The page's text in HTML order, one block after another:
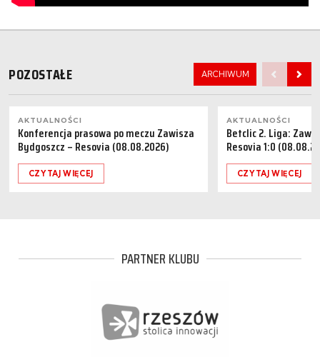
POZOSTAŁE ARCHIWUM
AKTUALNOŚCI
Konferencja prasowa po meczu Zawisza
Bydgoszcz – Resovia (08.08.2026)
CZYTAJ WIĘCEJ
AKTUALNOŚCI
Betclic 2. Liga:
Resovia 1:0
CZYTAJ WIĘCEJ
PARTNER KLUBU